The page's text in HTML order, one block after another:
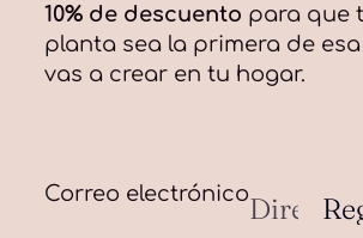
10% de descuento para que
planta sea la primera de
vas a crear en tu hogar.
Correo electrónico
Política de privacidad
Política de envío